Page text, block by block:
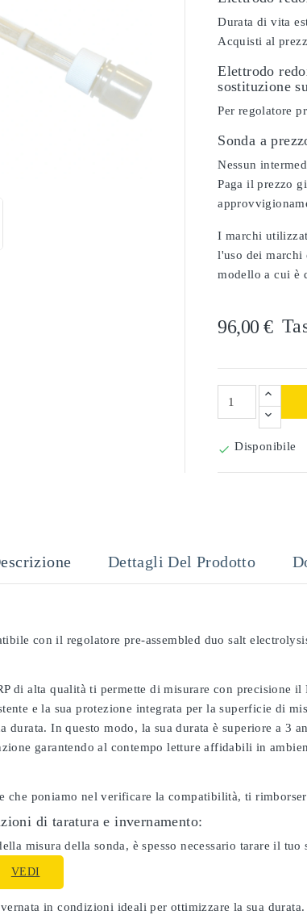
Durata di vita
Acquisti al
Elettrodo
sostituzione
Per regolatore
Sonda a
Nessun
Paga il prezzo
I marchi
l'uso dei marchi
modello a cui è
96,00 €
 Disponibile
Dettagli Del Prodotto
con il regolatore pre-assembled duo salt
di alta qualità ti permette di misurare con precisione
e la sua protezione integrata per la superficie di
durata. In questo modo, la sua durata è superiore a 3
garantendo al contempo letture affidabili in
che poniamo nel verificare la compatibilità, ti
di taratura e invernamento:
misura della sonda, è spesso necessario tarare il
VEDI
in condizioni ideali per ottimizzare la sua